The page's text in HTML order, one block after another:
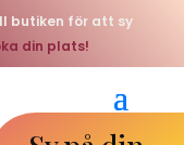
butiken för att sy
din plats!